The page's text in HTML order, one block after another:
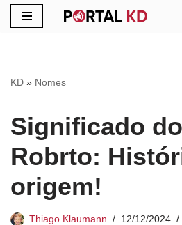
conteúdo
KD » Nomes
Significado
Robrto:
origem!
Thiago Klaumann 12/12/2024